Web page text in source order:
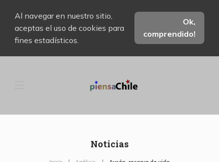
Al navegar en nuestro sitio,
aceptas el uso de cookies para
fines estadísticos.
Ok,
comprendido!
Noticias